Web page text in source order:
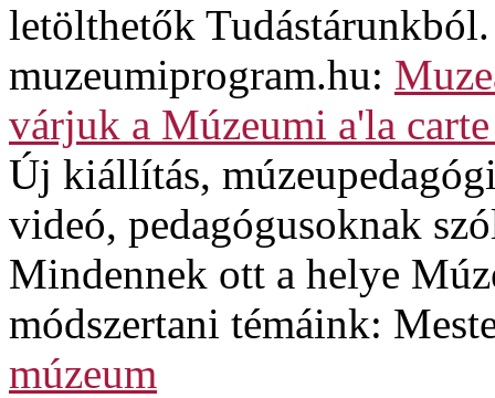
letölthetők Tudástárunkból.
muzeumiprogram.hu:
várjuk a Múzeumi a'la
Új kiállítás,
videó, pedagógusoknak
Mindennek ott a helye
módszertani témáink:
múzeum